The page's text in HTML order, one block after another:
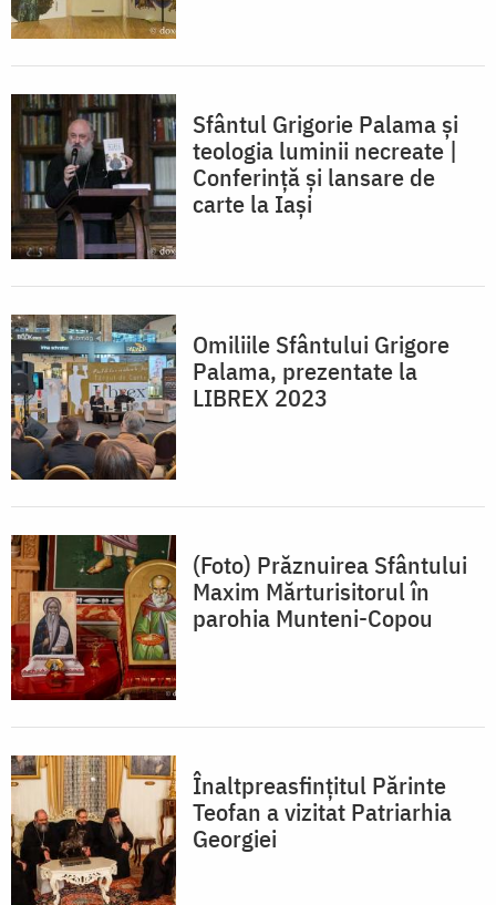
Sfântul Grigorie Palama și
teologia luminii necreate |
Conferință și lansare de
carte la Iași
Omiliile Sfântului Grigore
Palama, prezentate la
LIBREX 2023
(Foto) Prăznuirea Sfântului
Maxim Mărturisitorul în
parohia Munteni-Copou
Înaltpreasfințitul Părinte
Teofan a vizitat Patriarhia
Georgiei